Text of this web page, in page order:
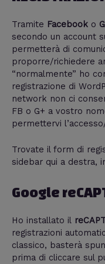
Tramite Facebook o
secondo un account
permetterà di
proporre/richiedere
“normalmente” ho
registrazione di
network non ci
FB o G+ a vostro
permettervi
Trovate il form di
sidebar qui a destra,
Google
Ho installato il
registrazioni
classico, basterà
prima di cliccare sul